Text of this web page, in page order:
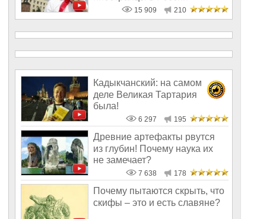
15 909 210
Кадыкчанский: на самом
деле Великая Тартария
была!
6 297 195
Древние артефакты рвутся
из глубин! Почему наука их
не замечает?
7 638 178
Почему пытаются скрыть, что
скифы – это и есть славяне?